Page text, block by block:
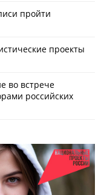
пройти
проекты
во встрече
российских